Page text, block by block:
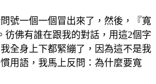
號一個一個冒出來了，然後，『寬
彷佛有誰在跟我的對話，用這2個字
全身上下都緊繃了，因為這不是我
用語，我馬上反問：為什麼要寬